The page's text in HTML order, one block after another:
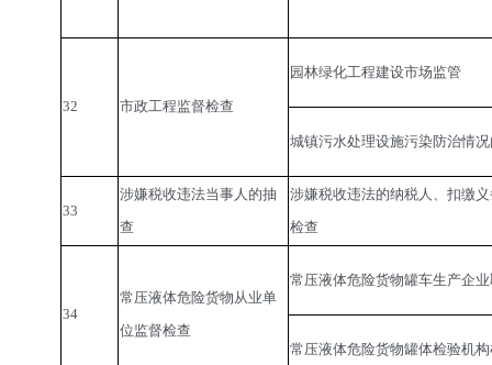
32 市政工程监督检查
园林绿化工程建设市场监管
城镇污水处理设施污染防治情
33
涉嫌税收违法当事人的抽
查
涉嫌税收违法的纳税人、扣缴
检查
34
常压液体危险货物从业单
位监督检查
常压液体危险货物罐车生产企
常压液体危险货物罐体检验机